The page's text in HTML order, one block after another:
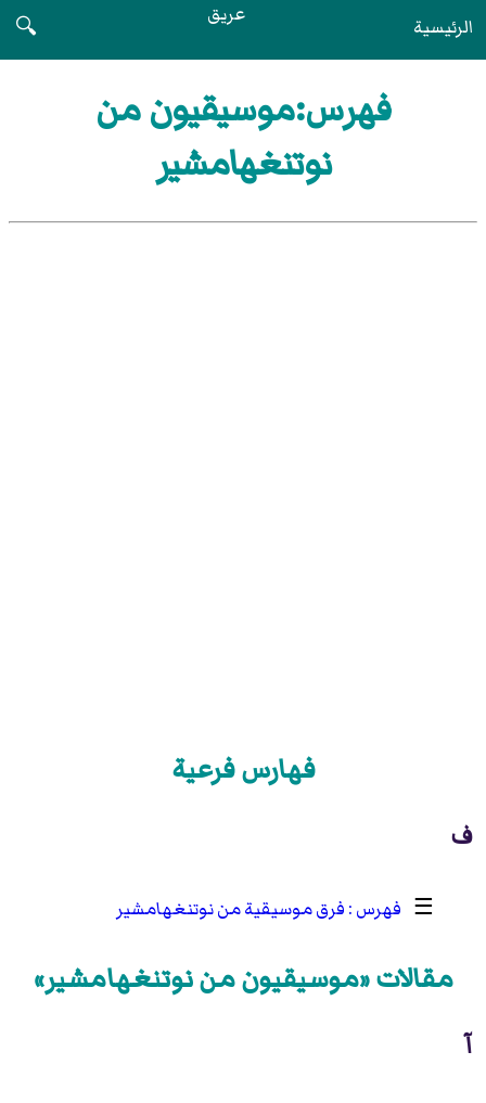
الرئيسية عريق
🔍
فهرس:موسيقيون من
نوتنغهامشير
فهارس فرعية
ف
☰ فرق موسيقية من نوتنغهامشير
مقالات «موسيقيون من نوتنغهامشير»
آ